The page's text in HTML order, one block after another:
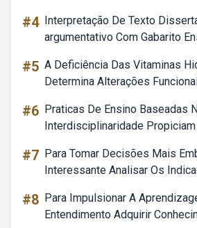
#4 Interpretação De Texto
argumentativo Com Gabarito
#5 A Deficiência Das Vitaminas
Determina Alterações
#6 Praticas De Ensino Baseadas
Interdisciplinaridade
#7 Para Tomar Decisões Mais
Interessante Analisar Os
#8 Para Impulsionar A
Entendimento Adquirir